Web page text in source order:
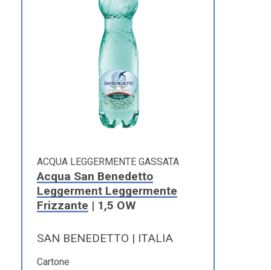
ACQUA LEGGERMENTE GASSATA
Acqua San Benedetto
Leggerment Leggermente
Frizzante | 1,5 OW
SAN BENEDETTO | ITALIA
Cartone